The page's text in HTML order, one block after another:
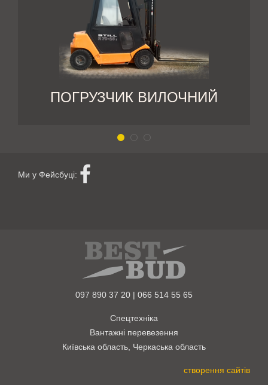
ПОГРУЗЧИК ВИЛОЧНИЙ
Ми у Фейсбуці:
097 890 37 20 | 066 514 55 65
Спецтехніка
Вантажні перевезення
Київська область, Черкаська область
створення сайтів